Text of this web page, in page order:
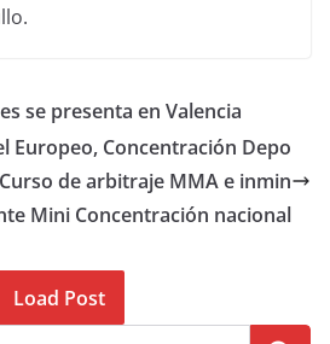
se presenta en Valencia
Europeo, Concentración Depo
de arbitraje MMA e inmin
Mini Concentración nacional
Load Post